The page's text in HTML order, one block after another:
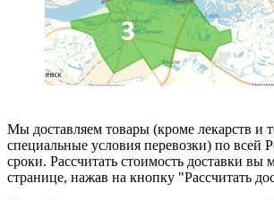
Мы доставляем товары (кроме лекарств и
специальные условия перевозки) по всей
сроки. Рассчитать стоимость доставки вы
странице, нажав на кнопку "Рассчитать